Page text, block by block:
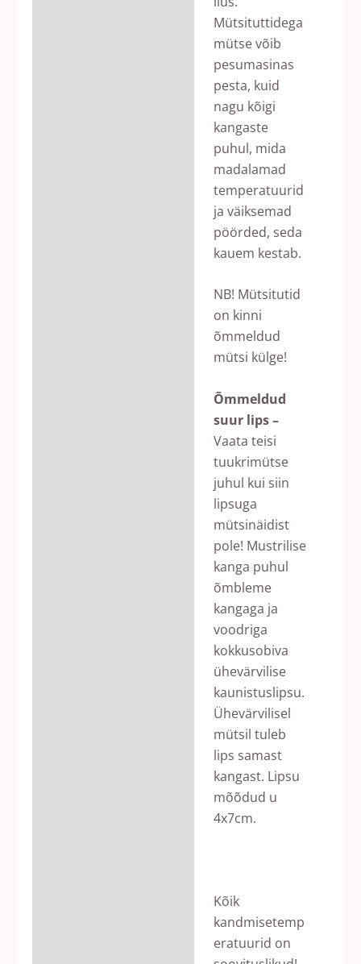
Mütsituttidega
mütse võib
pesumasinas
pesta, kuid
nagu kõigi
kangaste
puhul, mida
madalamad
temperatuurid
ja väiksemad
pöörded, seda
kauem kestab.
NB! Mütsitutid
on kinni
õmmeldud
mütsi külge!
Õmmeldud
suur lips –
Vaata teisi
tuukrimütse
juhul kui siin
lipsuga
mütsinäidist
pole! Mustrilise
kanga puhul
õmbleme
kangaga ja
voodriga
kokkusobiva
ühevärvilise
kaunistuslipsu.
Ühevärvilisel
mütsil tuleb
lips samast
kangast. Lipsu
mõõdud u
4x7cm.
Kõik
kandmisetemp
eratuurid on